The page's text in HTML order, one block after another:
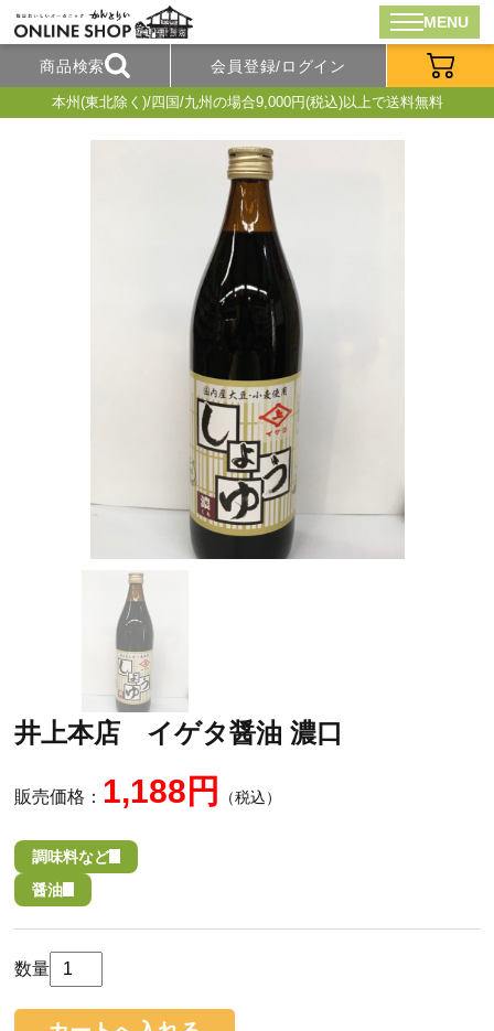
MENU
商品検索 会員登録/ログイン
本州(東北除く)/四国/九州の場合9,000円(税込)以上で送料無料
井上本店 イゲタ醤油 濃口
販売価格： 1,188円 （税込）
調味料など
醤油
数量